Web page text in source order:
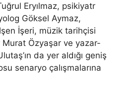
Eryılmaz, psikiyatr
Göksel Aymaz,
İşeri, müzik tarihçisi
Özyaşar ve yazar-
da yer aldığı geniş
senaryo çalışmalarına